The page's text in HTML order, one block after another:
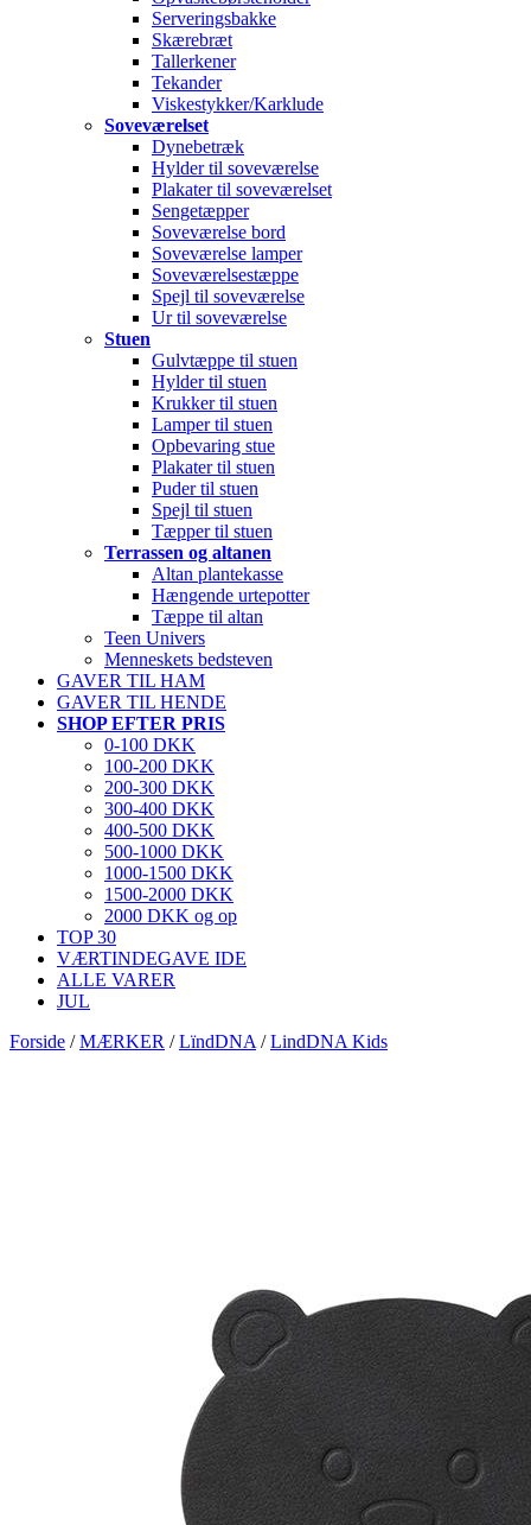
Serveringsbakke
Skærebræt
Tallerkener
Tekander
Viskestykker/Karklude
Soveværelset
Dynebetræk
Hylder til soveværelse
Plakater til soveværelset
Sengetæpper
Soveværelse bord
Soveværelse lamper
Soveværelsestæppe
Spejl til soveværelse
Ur til soveværelse
Stuen
Gulvtæppe til stuen
Hylder til stuen
Krukker til stuen
Lamper til stuen
Opbevaring stue
Plakater til stuen
Puder til stuen
Spejl til stuen
Tæpper til stuen
Terrassen og altanen
Altan plantekasse
Hængende urtepotter
Tæppe til altan
Teen Univers
Menneskets bedsteven
GAVER TIL HAM
GAVER TIL HENDE
SHOP EFTER PRIS
0-100 DKK
100-200 DKK
200-300 DKK
300-400 DKK
400-500 DKK
500-1000 DKK
1000-1500 DKK
1500-2000 DKK
2000 DKK og op
TOP 30
VÆRTINDEGAVE IDE
ALLE VARER
JUL
Forside /MÆRKER /LïndDNA /LindDNA Kids